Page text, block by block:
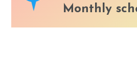
Monthly